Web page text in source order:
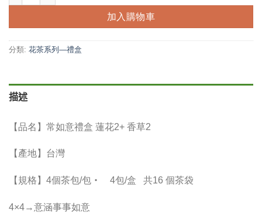
格：
NT$598。
格：
NT$499。
加入購物車
分類: 花茶系列—禮盒
描述
【品名】常如意禮盒 蓮花2+ 香草2
【產地】台灣
【規格】4個茶包/包‧ 4包/盒 共16 個茶袋
4×4→意涵事事如意